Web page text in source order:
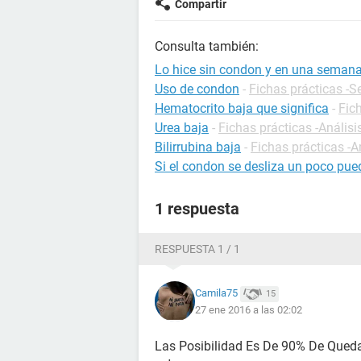
Compartir
Consulta también:
Lo hice sin condon y en una
Uso de condon - Fichas prácticas -
Hematocrito baja que significa -
Urea baja - Fichas prácticas -
Bilirrubina baja - Fichas prácticas -
Si el condon se desliza un poco
1 respuesta
RESPUESTA 1 / 1
Camila75 15
27 ene 2016 a las 02:02
Las Posibilidad Es De 90% De